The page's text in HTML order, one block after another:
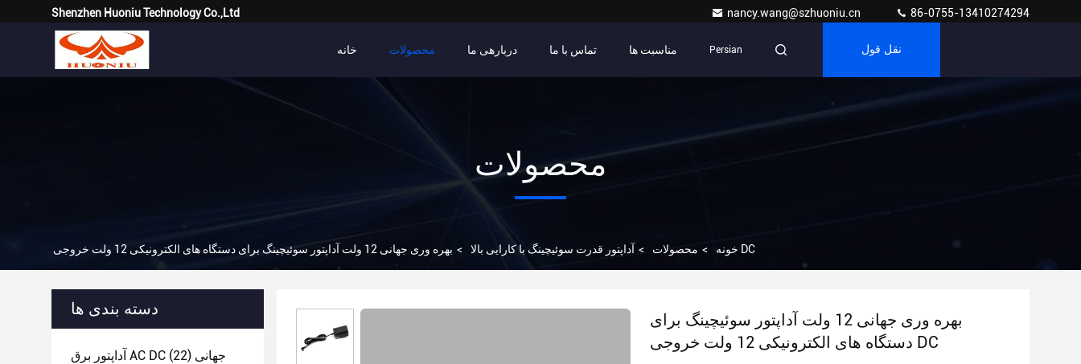
Shenzhen Huoniu Technology Co.,Ltd nancy.wang@szhuoniu.cn 86-0755-13410274294
خانه محصولات دربارهی ما تماس با ما مناسبت ها Persian نقل قول
محصولات
خونه > محصولات > آداپتور قدرت سوئیچینگ با کارایی بالا > بهره وری جهانی 12 ولت آداپتور سوئیچینگ برای دستگاه های الکترونیکی 12 ولت خروجی DC
دسته بندی ها
آداپتور برق AC DC جهانی (22)
بهره وری جهانی 12 ولت آداپتور سوئیچینگ برای
دستگاه های الکترونیکی 12 ولت خروجی DC